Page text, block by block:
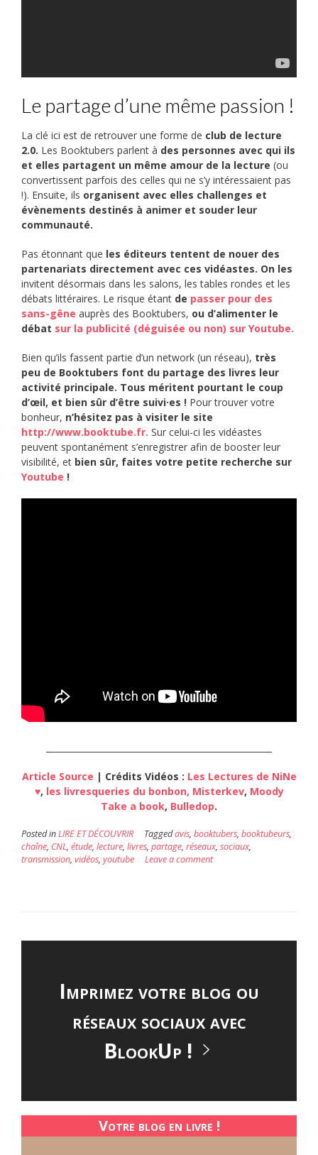
Le partage d’une même passion !
La clé ici est de retrouver une forme de club de lecture
2.0. Les Booktubers parlent à des personnes avec qui ils
et elles partagent un même amour de la lecture (ou
convertissent parfois des celles qui ne s’y intéressaient pas
!). Ensuite, ils organisent avec elles challenges et
évènements destinés à animer et souder leur
communauté.
Pas étonnant que les éditeurs tentent de nouer des
partenariats directement avec ces vidéastes. On les
invitent désormais dans les salons, les tables rondes et les
débats littéraires. Le risque étant de passer pour des
sans-gêne auprès des Booktubers, ou d’alimenter le
débat sur la publicité (déguisée ou non) sur Youtube.
Bien qu’ils fassent partie d’un network (un réseau), très
peu de Booktubers font du partage des livres leur
activité principale. Tous méritent pourtant le coup
d’œil, et bien sûr d’être suivi·es ! Pour trouver votre
bonheur, n’hésitez pas à visiter le site
http://www.booktube.fr. Sur celui-ci les vidéastes
peuvent spontanément s’enregistrer afin de booster leur
visibilité, et bien sûr, faites votre petite recherche sur
Youtube !
Article Source | Crédits Vidéos : Les Lectures de NiNe
♥, les livresqueries du bonbon, Misterkev, Moody
Take a book, Bulledop.
Posted inLIRE ET DÉCOUVRIR Taggedavis, booktubers, booktubeurs,
chaîne, CNL, étude, lecture, livres, partage, réseaux, sociaux,
transmission, vidéos, youtube Leave a comment
Imprimez votre blog ou
réseaux sociaux avec
BlookUp !
Votre blog en livre !